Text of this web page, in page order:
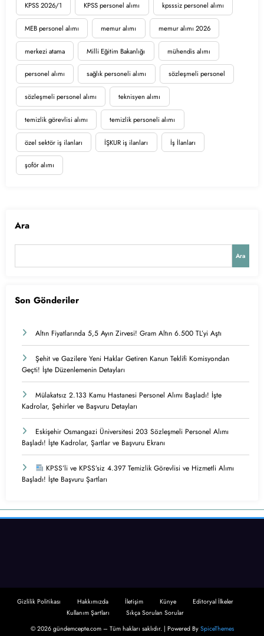
KPSS 2026/1 KPSS personel alımı kpsssiz personel alımı
MEB personel alımı memur alımı memur alımı 2026
merkezi atama Milli Eğitim Bakanlığı mühendis alımı
personel alımı sağlık personeli alımı sözleşmeli personel
sözleşmeli personel alımı teknisyen alımı
temizlik görevlisi alımı temizlik personeli alımı
özel sektör iş ilanları İŞKUR iş ilanları İş İlanları
şoför alımı
Ara
Ara
Son Gönderiler
Altın Fiyatlarında 5,5 Ayın Zirvesi! Gram Altın 6.500 TL’yi Aştı
Şehit ve Gazilere Yeni Haklar Getiren Kanun Teklifi Komisyondan
Geçti! İşte Düzenlemenin Detayları
Mülakatsız 2.133 Kamu Hastanesi Personel Alımı Başladı! İşte
Kadrolar, Şehirler ve Başvuru Detayları
Eskişehir Osmangazi Üniversitesi 203 Sözleşmeli Personel Alımı
Başladı! İşte Kadrolar, Şartlar ve Başvuru Ekranı
KPSS’li ve KPSS’siz 4.397 Temizlik Görevlisi ve Hizmetli Alımı
Başladı! İşte Başvuru Şartları
Gizlilik Politikası Hakkımızda İletişim Künye
Editoryal İlkeler
Kullanım Şartları
Sıkça Sorulan Sorular
© 2026 gündemcepte.com – Tüm hakları saklıdır. | Powered By SpiceThemes